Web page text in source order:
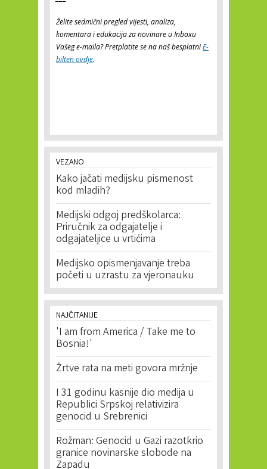
Želite sedmični pregled vijesti, analiza,
komentara i edukacija za novinare u Inboxu
Vašeg e-maila? Pretplatite se na naš besplatniE-
bilten ovdje.
VEZANO
Kako jačati medijsku pismenost
kod mladih?
Medijski odgoj predškolarca:
Priručnik za odgajatelje i
odgajateljice u vrtićima
Medijsko opismenjavanje treba
početi u uzrastu za vjeronauku
NAJČITANIJE
'I am from America / Take me to
Bosnia!'
Žrtve rata na meti govora mržnje
I 31 godinu kasnije dio medija u
Republici Srpskoj relativizira
genocid u Srebrenici
Rožman: Genocid u Gazi razotkrio
granice novinarske slobode na
Zapadu